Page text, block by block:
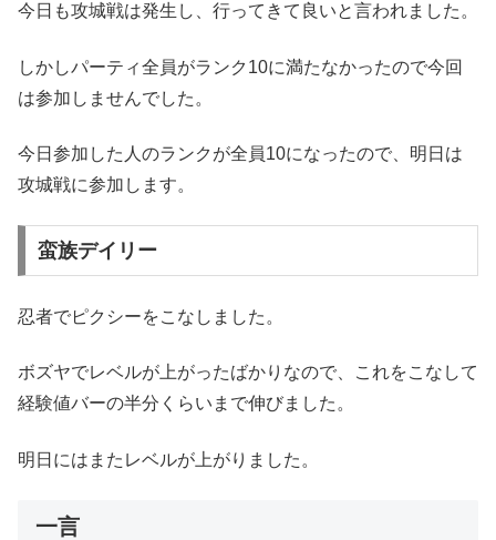
今日も攻城戦は発生し、行ってきて良いと言われました。
しかしパーティ全員がランク10に満たなかったので今回
は参加しませんでした。
今日参加した人のランクが全員10になったので、明日は
攻城戦に参加します。
蛮族デイリー
忍者でピクシーをこなしました。
ボズヤでレベルが上がったばかりなので、これをこなして
経験値バーの半分くらいまで伸びました。
明日にはまたレベルが上がりました。
一言